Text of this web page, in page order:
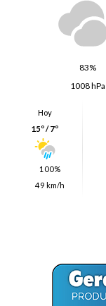
83%
1008 hPa
Hoy
15º / 7º
100%
49 km/h